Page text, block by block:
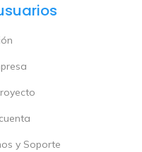
y Soporte